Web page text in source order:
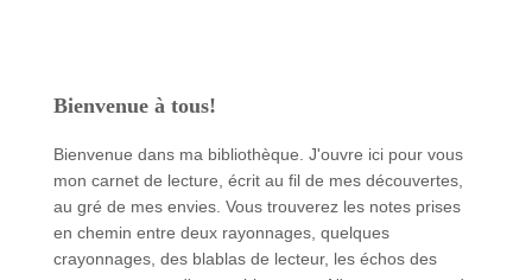
Bienvenue à tous!
Bienvenue dans ma bibliothèque. J'ouvre ici pour vous
mon carnet de lecture, écrit au fil de mes découvertes,
au gré de mes envies. Vous trouverez les notes prises
en chemin entre deux rayonnages, quelques
crayonnages, des blablas de lecteur, les échos des